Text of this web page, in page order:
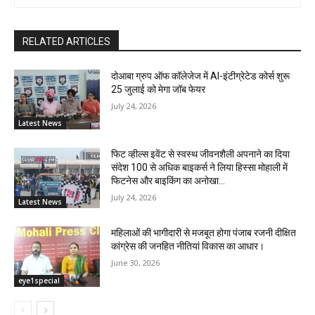
RELATED ARTICLES
Latest News
दोआबा ग्रुप ऑफ कॉलेजेज में AI-इंटीग्रेटेड कोर्स शुरू
25 जुलाई को मेगा जॉब फेयर
July 24, 2026
Latest News
फिट व्हील्स इवेंट से स्वस्थ जीवनशैली अपनाने का दिया
संदेश 100 से अधिक बाइकर्स ने लिया हिस्सा मोहाली में
फिटनेस और बाइकिंग का अनोखा...
July 24, 2026
eye1special
महिलाओं की भागीदारी से मजबूत होगा पंजाब रजनी दीक्षित
कांग्रेस की जनहित नीतियां विकास का आधार।
June 30, 2026